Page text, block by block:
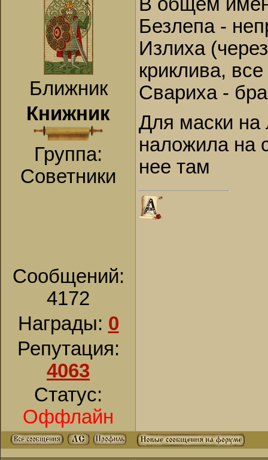
Ближник
Книжник
Группа:
Советники
Сообщений:
4172
Награды: 0
Репутация:
4063
Статус:
Оффлайн
Безлепа -
Излиха
криклива,
Свариха -
Для маски на
наложила на
нее там